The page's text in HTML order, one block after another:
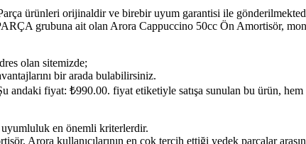
ürünleri orijinaldir ve birebir uyum garantisi ile
grubuna ait olan Arora Cappuccino 50cc Ön Amortisör,
olan sitemizde;
bir arada bulabilirsiniz.
andaki fiyat: ₺990.00. fiyat etiketiyle satışa sunulan bu ürün,
en önemli kriterlerdir.
Arora kullanıcılarının en çok tercih ettiği yedek parçalar